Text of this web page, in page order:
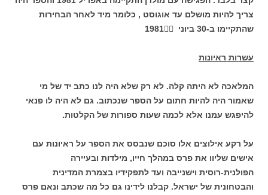
צריך להיות מושלם עד אוגוסט , כלומר מיד לאחר הבחירות
שהתקיימו ב-30 ביוני 1981
עשרות ראיונות
המלאכה לא היתה קלה. לא רק שלא היה לנו כתב יד של מי
שאמור היה להיות חתום על הספר שנכתוב. גם לא היה לו פנאי
להיפגש עמנו אלא לכמה שעות ספורות של הקלטות.
על רקע אילוצים אלו סוכם שנבסס את הספר על ראיונות עם
אישים שליוו את פרס במהלך חייו, מילדות ובעיירה
הפולנית-רוסית וישנייבה ועד לתפקידיו בצמרת המדינית
והבטחונית של ישראל. קבלנו לידינו גם כל מה שכתב ונאם פרס